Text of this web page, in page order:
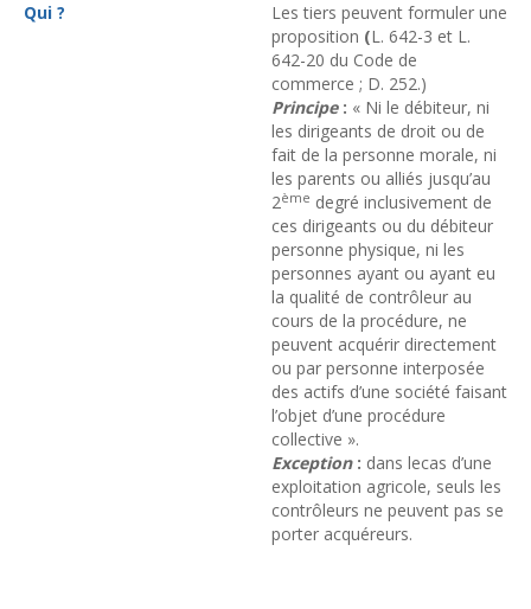
Qui ?
Les tiers peuvent formuler une
proposition (L. 642-3 et L.
642-20 du Code de
commerce ; D. 252.)
Principe : « Ni le débiteur, ni
les dirigeants de droit ou de
fait de la personne morale, ni
les parents ou alliés jusqu’au
2ème degré inclusivement de
ces dirigeants ou du débiteur
personne physique, ni les
personnes ayant ou ayant eu
la qualité de contrôleur au
cours de la procédure, ne
peuvent acquérir directement
ou par personne interposée
des actifs d’une société faisant
l’objet d’une procédure
collective ».
Exception: dans lecas d’une
exploitation agricole, seuls les
contrôleurs ne peuvent pas se
porter acquéreurs.